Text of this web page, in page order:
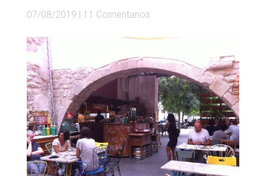
07/08/2019 11 Comentarios